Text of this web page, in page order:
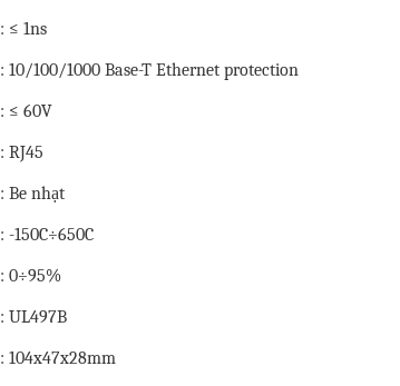
: ≤ 1ns
:10/100/1000 Base-T Ethernet protection
: ≤ 60V
: RJ45
: Be nhạt
: -150C÷650C
: 0÷95%
: UL497B
: 104x47x28mm